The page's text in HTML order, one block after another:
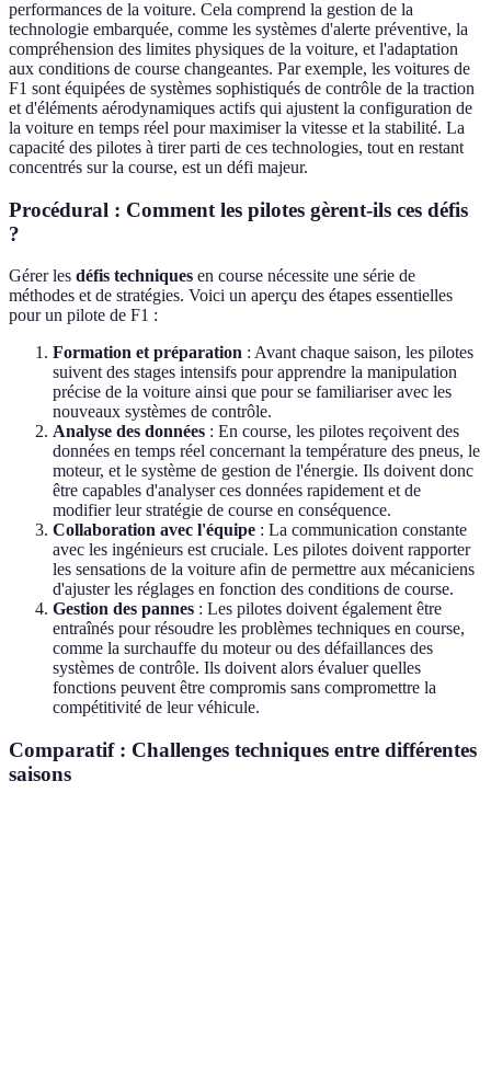
performances de la voiture. Cela comprend la gestion de la
technologie embarquée, comme les systèmes d'alerte préventive, la
compréhension des limites physiques de la voiture, et l'adaptation
aux conditions de course changeantes. Par exemple, les voitures de
F1 sont équipées de systèmes sophistiqués de contrôle de la traction
et d'éléments aérodynamiques actifs qui ajustent la configuration de
la voiture en temps réel pour maximiser la vitesse et la stabilité. La
capacité des pilotes à tirer parti de ces technologies, tout en restant
concentrés sur la course, est un défi majeur.
Procédural : Comment les pilotes gèrent-ils ces défis
?
Gérer les défis techniques en course nécessite une série de
méthodes et de stratégies. Voici un aperçu des étapes essentielles
pour un pilote de F1 :
Formation et préparation : Avant chaque saison, les pilotes
suivent des stages intensifs pour apprendre la manipulation
précise de la voiture ainsi que pour se familiariser avec les
nouveaux systèmes de contrôle.
Analyse des données : En course, les pilotes reçoivent des
données en temps réel concernant la température des pneus, le
moteur, et le système de gestion de l'énergie. Ils doivent donc
être capables d'analyser ces données rapidement et de
modifier leur stratégie de course en conséquence.
Collaboration avec l'équipe : La communication constante
avec les ingénieurs est cruciale. Les pilotes doivent rapporter
les sensations de la voiture afin de permettre aux mécaniciens
d'ajuster les réglages en fonction des conditions de course.
Gestion des pannes : Les pilotes doivent également être
entraînés pour résoudre les problèmes techniques en course,
comme la surchauffe du moteur ou des défaillances des
systèmes de contrôle. Ils doivent alors évaluer quelles
fonctions peuvent être compromis sans compromettre la
compétitivité de leur véhicule.
Comparatif : Challenges techniques entre différentes
saisons